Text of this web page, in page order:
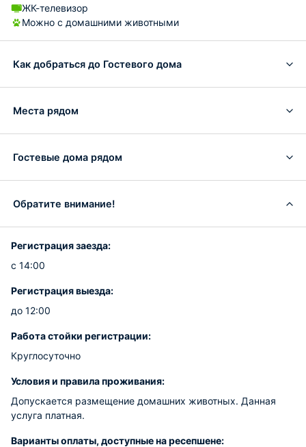
ЖК-телевизор
Можно с домашними животными
Как добраться до Гостевого дома
Места рядом
Гостевые дома рядом
Обратите внимание!
Регистрация заезда:
с 14:00
Регистрация выезда:
до 12:00
Работа стойки регистрации:
Круглосуточно
Условия и правила проживания:
Допускается размещение домашних животных. Данная
услуга платная.
Варианты оплаты, доступные на ресепшене: